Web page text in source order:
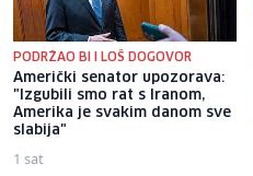
PODRŽAO BI I LOŠ DOGOVOR
Američki senator upozorava:
"Izgubili smo rat s Iranom,
Amerika je svakim danom sve
slabija"
1 sat